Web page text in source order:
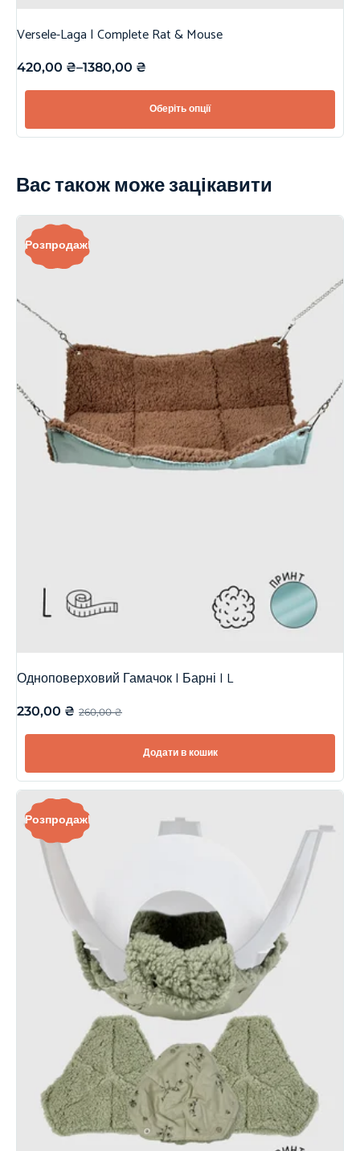
Versele-Laga | Complete Rat & Mouse
420,00 ₴–1380,00 ₴
Оберіть опції
Вас також може зацікавити
Розпродаж!
Одноповерховий Гамачок | Барні | L
260,00₴
230,00 ₴
Додати в кошик
Розпродаж!